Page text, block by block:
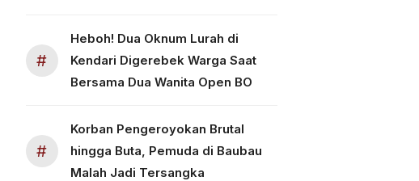
#
Heboh! Dua Oknum Lurah di
Kendari Digerebek Warga Saat
Bersama Dua Wanita Open BO
#
Korban Pengeroyokan Brutal
hingga Buta, Pemuda di Baubau
Malah Jadi Tersangka